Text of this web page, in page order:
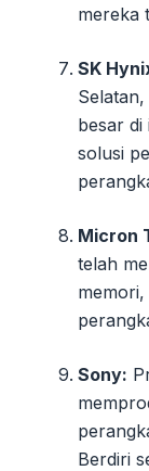
mereka
SK
besar
solusi
Micron
telah
Sony:
Berdiri